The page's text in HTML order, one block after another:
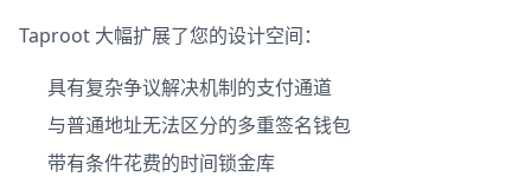
Taproot 大幅扩展了您的设计空间：
具有复杂争议解决机制的支付通道
与普通地址无法区分的多重签名钱包
带有条件花费的时间锁金库